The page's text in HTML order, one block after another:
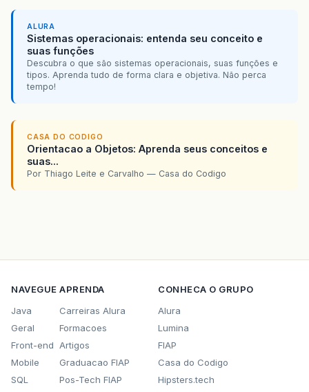
ALURA
Sistemas operacionais: entenda seu conceito e
suas funções
Descubra o que são sistemas operacionais, suas funções e
tipos. Aprenda tudo de forma clara e objetiva. Não perca
tempo!
CASA DO CODIGO
Orientacao a Objetos: Aprenda seus conceitos e
suas...
Por Thiago Leite e Carvalho — Casa do Codigo
NAVEGUE
Java
Geral
Front-end
Mobile
SQL
APRENDA
Carreiras Alura
Formacoes
Artigos
Graduacao FIAP
Pos-Tech FIAP
CONHECA O GRUPO
Alura
Lumina
FIAP
Casa do Codigo
Hipsters.tech